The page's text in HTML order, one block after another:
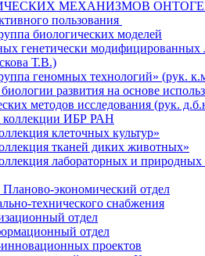
МЕХАНИЗМОВ
пользования
биологических моделей
генетически
Т.В.)
геномных технологий» (рук.
развития на основе
методов исследования (рук.
коллекции ИБР РАН
клеточных культур»
тканей диких животных»
лабораторных и природных
Планово-экономический отдел
технического снабжения
отдел
отдел
проектов